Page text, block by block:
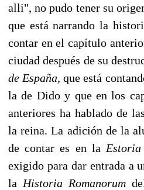
alli", no pudo tener su
que está narrando la
contar en el capítulo
ciudad después de su
de España,que está
la de Dido y que en los
anteriores ha hablado de
la reina. La adición de la
de contar es en la
exigido para dar entrada a
la Historia Romanorum